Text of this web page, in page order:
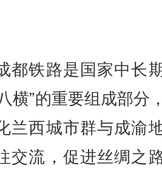
铁路是国家中长
横”的重要组成部分
兰西城市群与成渝
交流，促进丝绸之